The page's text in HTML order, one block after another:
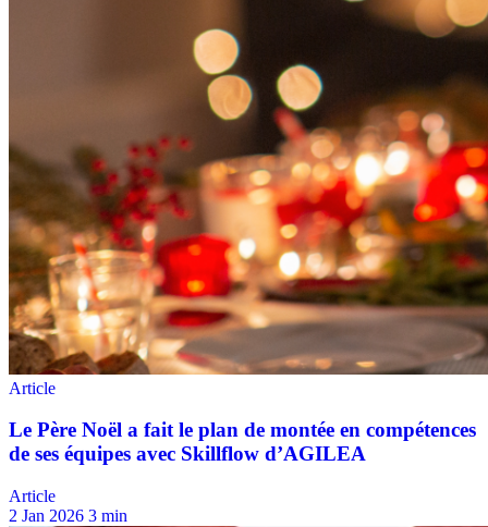
Article
2 Jan 2026 3 min